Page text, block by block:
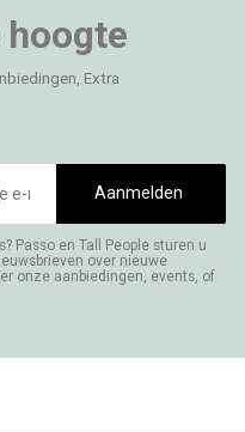
Extra
Aanmelden
Passo en Tall People sturen u
over nieuwe
onze aanbiedingen, events, of